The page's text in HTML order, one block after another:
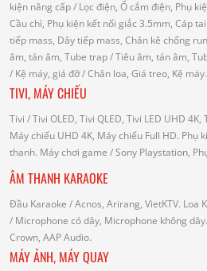
kiện nâng cấp/ Lọc điện, Ổ cắm điện, Phụ
Cầu chì, Phụ kiện kết nối giắc 3.5mm, Cáp
tiếp mass, Dây tiếp mass, Chân kê chống
âm, tán âm, Tube trap/ Tiêu âm, tán âm,
/ Kệ máy, giá đỡ/ Chân loa, Giá treo, Kệ máy.
TIVI, MÁY CHIẾU
Tivi / Tivi OLED, Tivi QLED, Tivi LED UHD 4K,
Máy chiếu UHD 4K, Máy chiếu Full HD. Phụ
thanh. Máy chơi game / Sony Playstation,
ÂM THANH KARAOKE
Đầu Karaoke / Acnos, Arirang, VietKTV. Loa
/ Microphone có dây, Microphone không dây.
Crown, AAP Audio.
MÁY ẢNH, MÁY QUAY